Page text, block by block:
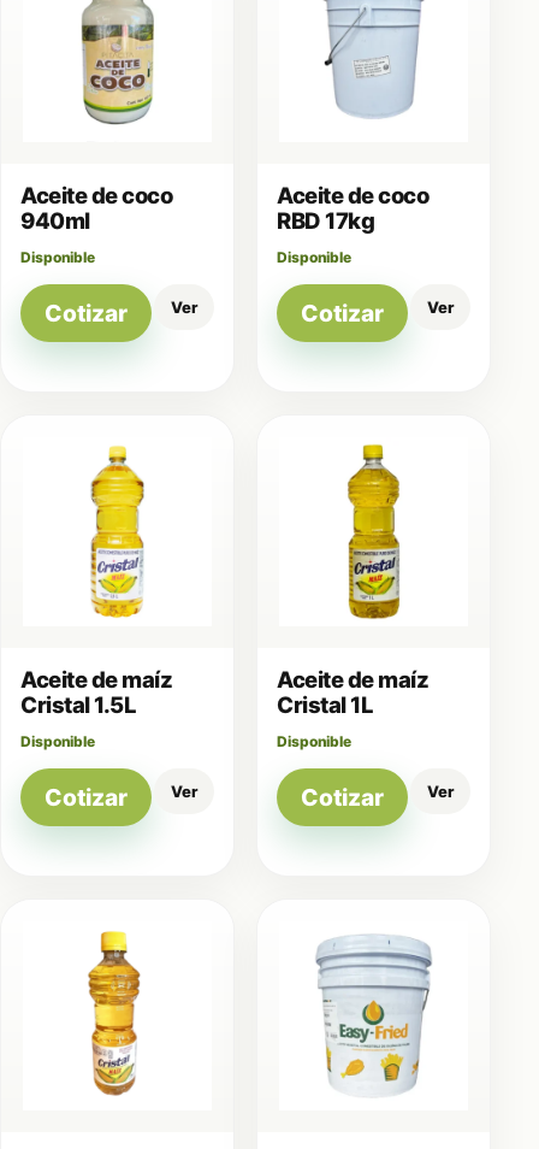
Aceite de coco
940ml
Disponible
Cotizar Ver
Aceite de coco
RBD 17kg
Disponible
Cotizar Ver
Aceite de maíz
Cristal 1.5L
Disponible
Cotizar Ver
Aceite de maíz
Cristal 1L
Disponible
Cotizar Ver